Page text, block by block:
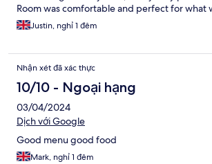
Room was comfortable and perfect for what
Justin, nghỉ 1 đêm
Nhận xét đã xác thực
10/10 - Ngoại hạng
03/04/2024
Dịch với Google
Good menu good food
Mark, nghỉ 1 đêm